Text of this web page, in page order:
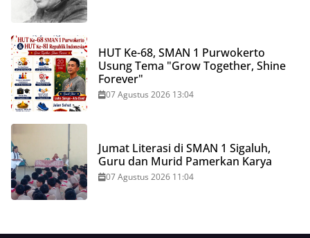
HUT Ke-68, SMAN 1 Purwokerto
Usung Tema "Grow Together, Shine
Forever"
07 Agustus 2026 13:04
Jumat Literasi di SMAN 1 Sigaluh,
Guru dan Murid Pamerkan Karya
07 Agustus 2026 11:04